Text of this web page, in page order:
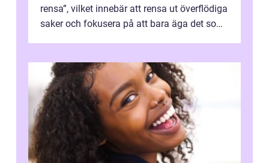
rensa”, vilket innebär att rensa ut överflödiga
saker och fokusera på att bara äga det som